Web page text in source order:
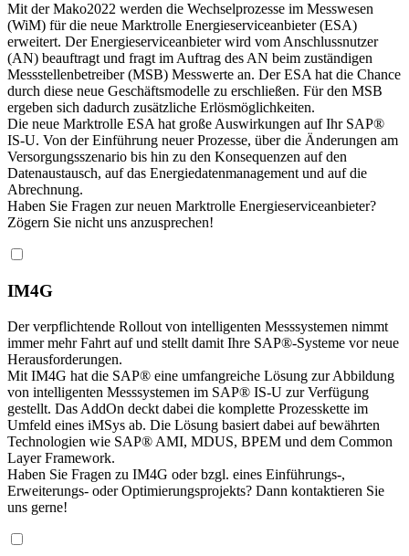
Mit der Mako2022 werden die Wechselprozesse im Messwesen
(WiM) für die neue Marktrolle Energieserviceanbieter (ESA)
erweitert. Der Energieserviceanbieter wird vom Anschlussnutzer
(AN) beauftragt und fragt im Auftrag des AN beim zuständigen
Messstellenbetreiber (MSB) Messwerte an. Der ESA hat die Chance
durch diese neue Geschäftsmodelle zu erschließen. Für den MSB
ergeben sich dadurch zusätzliche Erlösmöglichkeiten.
Die neue Marktrolle ESA hat große Auswirkungen auf Ihr SAP®
IS-U. Von der Einführung neuer Prozesse, über die Änderungen am
Versorgungsszenario bis hin zu den Konsequenzen auf den
Datenaustausch, auf das Energiedatenmanagement und auf die
Abrechnung.
Haben Sie Fragen zur neuen Marktrolle Energieserviceanbieter?
Zögern Sie nicht uns anzusprechen!
IM4G
Der verpflichtende Rollout von intelligenten Messsystemen nimmt
immer mehr Fahrt auf und stellt damit Ihre SAP®-Systeme vor neue
Herausforderungen.
Mit IM4G hat die SAP® eine umfangreiche Lösung zur Abbildung
von intelligenten Messsystemen im SAP® IS-U zur Verfügung
gestellt. Das AddOn deckt dabei die komplette Prozesskette im
Umfeld eines iMSys ab. Die Lösung basiert dabei auf bewährten
Technologien wie SAP® AMI, MDUS, BPEM und dem Common
Layer Framework.
Haben Sie Fragen zu IM4G oder bzgl. eines Einführungs-,
Erweiterungs- oder Optimierungsprojekts? Dann kontaktieren Sie
uns gerne!